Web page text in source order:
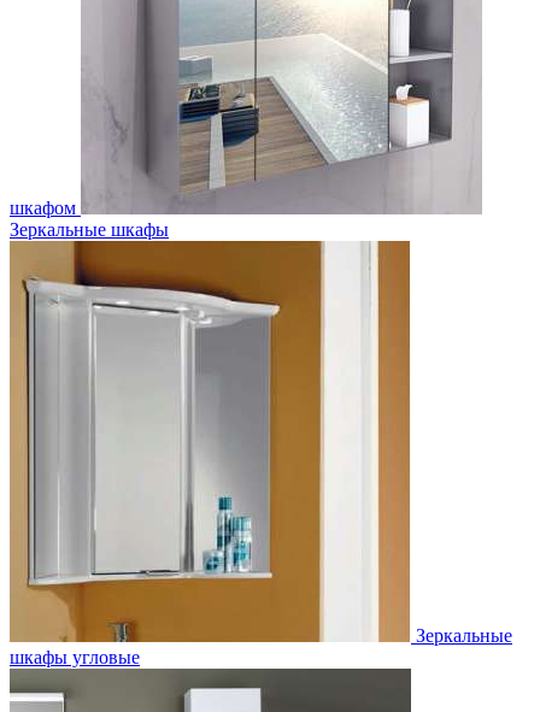
шкафом
Зеркальные шкафы
Зеркальные
шкафы угловые